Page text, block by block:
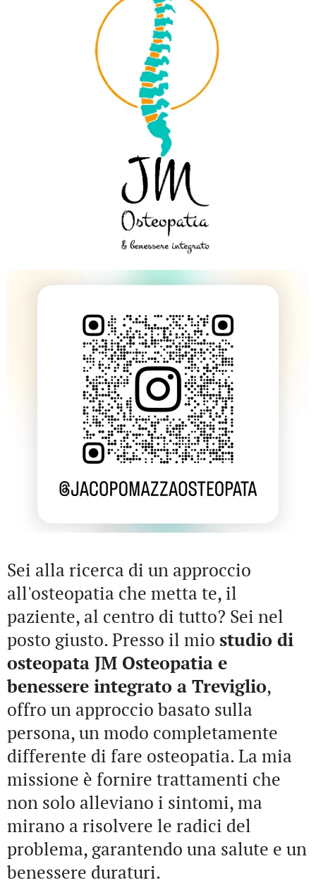
Sei alla ricerca di un approccio
all'osteopatia che metta te, il
paziente, al centro di tutto? Sei nel
posto giusto. Presso il mio studio di
osteopata JM Osteopatia e
benessere integrato a Treviglio,
offro un approccio basato sulla
persona, un modo completamente
differente di fare osteopatia. La mia
missione è fornire trattamenti che
non solo alleviano i sintomi, ma
mirano a risolvere le radici del
problema, garantendo una salute e un
benessere duraturi.